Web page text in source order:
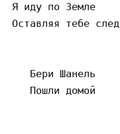
Я иду по Земле
Оставляя тебе след
   Бери Шанель
   Пошли домой